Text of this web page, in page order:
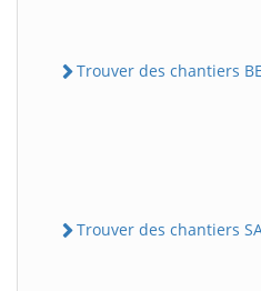
Trouver des chantiers
Trouver des chantiers